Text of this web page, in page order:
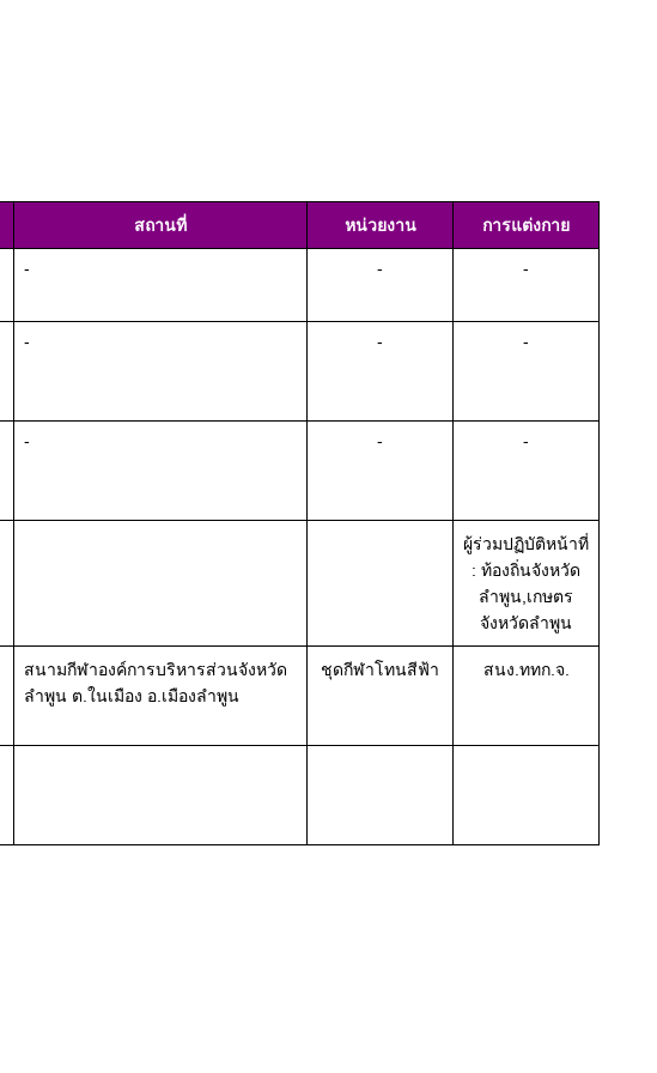
สถานที่ หน่วยงาน การแต่งกาย
- - -
- - -
- - -
ผู้ร่วมปฏิบัติหน้าที่
: ท้องถิ่นจังหวัด
ลำพูน,เกษตร
จังหวัดลำพูน
สนามกีฬาองค์การบริหารส่วนจังหวัด
ลำพูน ต.ในเมือง อ.เมืองลำพูน
ชุดกีฬาโทนสีฟ้า สนง.ททก.จ.